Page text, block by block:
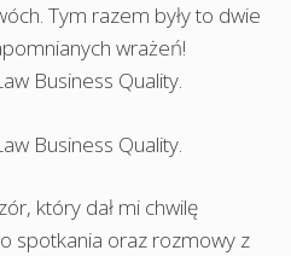
Tym razem były to dwie
wrażeń!
który dał mi chwilę
spotkania oraz rozmowy z